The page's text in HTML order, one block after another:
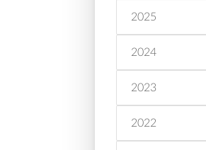
2025
2024
2023
2022